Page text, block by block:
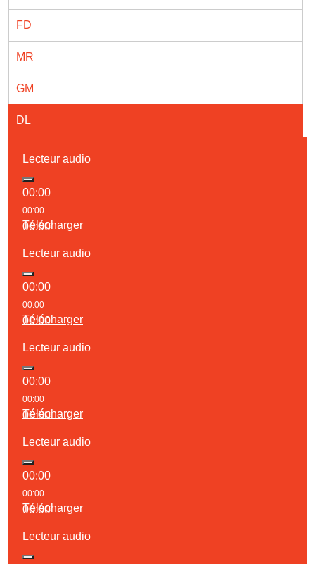
FD
MR
GM
DL
Lecteur audio
00:00
00:00
00:00
Télécharger
Lecteur audio
00:00
00:00
00:00
Télécharger
Lecteur audio
00:00
00:00
00:00
Télécharger
Lecteur audio
00:00
00:00
00:00
Télécharger
Lecteur audio